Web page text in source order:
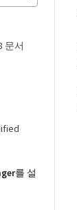
문서
를 설